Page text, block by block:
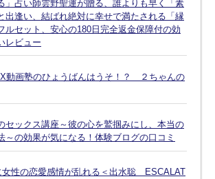
」占い師雲野聖運が贈る、誰よりも早く「素
出逢い、結ばれ絶対に幸せで満たされる「縁
ルセット、安心の180日完全返金保障付の効
レビュー
動画塾のひょうばんはうそ！？ ２ちゃんの
セックス講座～彼の心を鷲掴みにし、本当の
～の効果が気になる！体験ブログの口コミ
女性の恋愛感情が乱れる＜出水聡 ESCALAT